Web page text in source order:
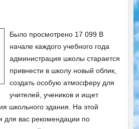
Было просмотрено 17 099 В
начале каждого учебного года
администрация школы старается
привнести в школу новый облик,
создать особую атмосферу для
учителей, учеников и ищет
школьного здания. На этой
для вас рекомендации по